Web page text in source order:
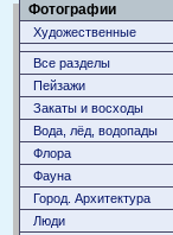
Фотографии
Художественные
Все разделы
Пейзажи
Закаты и восходы
Вода, лёд, водопады
Флора
Фауна
Город. Архитектура
Люди